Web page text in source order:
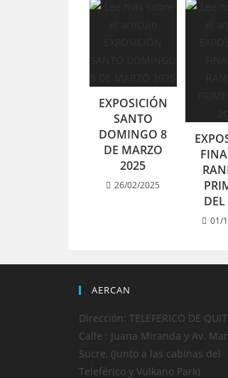
EXPOSICIÓN
SANTO
DOMINGO 8
DE MARZO
2025
26/02/2025
01/
AERCAN
Dirección: TELEFERICO DE
Calle : Juana Miranda y Av.
Sucre, (Junto a las cabinas del
Teleférico y Vulkano Park)